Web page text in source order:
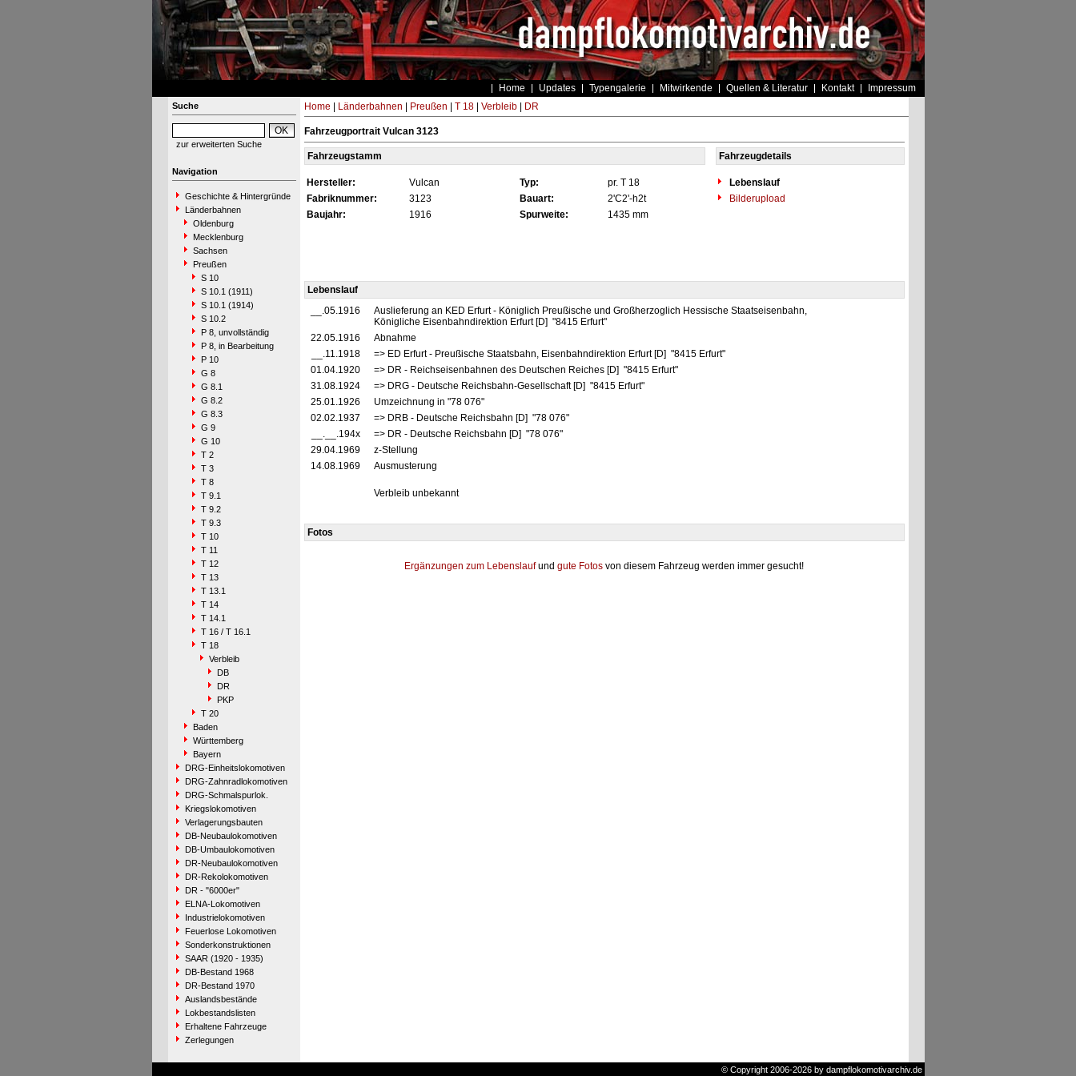
Home Updates Typengalerie Mitwirkende Quellen & Literatur Kontakt Impressum
Suche
zur erweiterten Suche
Navigation
Geschichte & Hintergründe
Länderbahnen
Oldenburg
Mecklenburg
Sachsen
Preußen
S 10
S 10.1 (1911)
S 10.1 (1914)
S 10.2
P 8, unvollständig
P 8, in Bearbeitung
P 10
G 8
G 8.1
G 8.2
G 8.3
G 9
G 10
T 2
T 3
T 8
T 9.1
T 9.2
T 9.3
T 10
T 11
T 12
T 13
T 13.1
T 14
T 14.1
T 16 / T 16.1
T 18
Verbleib
DB
DR
PKP
T 20
Baden
Württemberg
Bayern
DRG-Einheitslokomotiven
DRG-Zahnradlokomotiven
DRG-Schmalspurlok.
Kriegslokomotiven
Verlagerungsbauten
DB-Neubaulokomotiven
DB-Umbaulokomotiven
DR-Neubaulokomotiven
DR-Rekolokomotiven
DR - "6000er"
ELNA-Lokomotiven
Industrielokomotiven
Feuerlose Lokomotiven
Sonderkonstruktionen
SAAR (1920 - 1935)
DB-Bestand 1968
DR-Bestand 1970
Auslandsbestände
Lokbestandslisten
Erhaltene Fahrzeuge
Zerlegungen
Home Länderbahnen Preußen T 18| Verbleib| DR
Fahrzeugportrait Vulcan 3123
Fahrzeugstamm Fahrzeugdetails
Hersteller: Vulcan Typ: pr. T 18
Lebenslauf
Fabriknummer:
3123 Bauart: 2'C2'-h2t
Bilderupload
Baujahr:
1916 Spurweite: 1435 mm
Lebenslauf
__.05.1916
Auslieferung an KED Erfurt - Königlich Preußische und Großherzoglich Hessische Staatseisenbahn,
Königliche Eisenbahndirektion Erfurt [D] "8415 Erfurt"
22.05.1916
Abnahme
__.11.1918
=> ED Erfurt - Preußische Staatsbahn, Eisenbahndirektion Erfurt [D] "8415 Erfurt"
01.04.1920
=> DR - Reichseisenbahnen des Deutschen Reiches [D] "8415 Erfurt"
31.08.1924
=> DRG - Deutsche Reichsbahn-Gesellschaft [D] "8415 Erfurt"
25.01.1926
Umzeichnung in "78 076"
02.02.1937
=> DRB - Deutsche Reichsbahn [D] "78 076"
__.__.194x
=> DR - Deutsche Reichsbahn [D] "78 076"
29.04.1969
z-Stellung
14.08.1969
Ausmusterung
Verbleib unbekannt
Fotos
Ergänzungen zum Lebenslaufund gute Fotos von diesem Fahrzeug werden immer gesucht!
© Copyright 2006-2026 by dampflokomotivarchiv.de